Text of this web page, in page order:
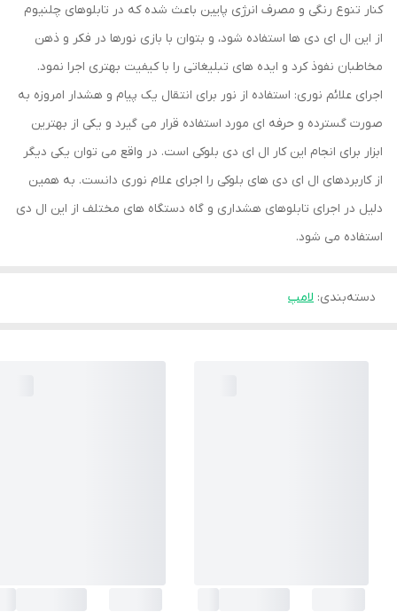
کنار تنوع رنگی و مصرف انرژی پایین باعث شده که در تابلوهای چلنیوم
از این ال ای دی ها استفاده شود، و بتوان با بازی نورها در فکر و ذهن
مخاطبان نفوذ کرد و ایده های تبلیغاتی را با کیفیت بهتری اجرا نمود.
اجرای علائم نوری: استفاده از نور برای انتقال یک پیام و هشدار امروزه به
صورت گسترده و حرفه ای مورد استفاده قرار می گیرد و یکی از بهترین
ابزار برای انجام این کار ال ای دی بلوکی است. در واقع می توان یکی دیگر
از کاربردهای ال ای دی های بلوکی را اجرای علام نوری دانست. به همین
دلیل در اجرای تابلوهای هشداری و گاه دستگاه های مختلف از این ال دی
استفاده می شود.
دسته‌بندی: لامپ